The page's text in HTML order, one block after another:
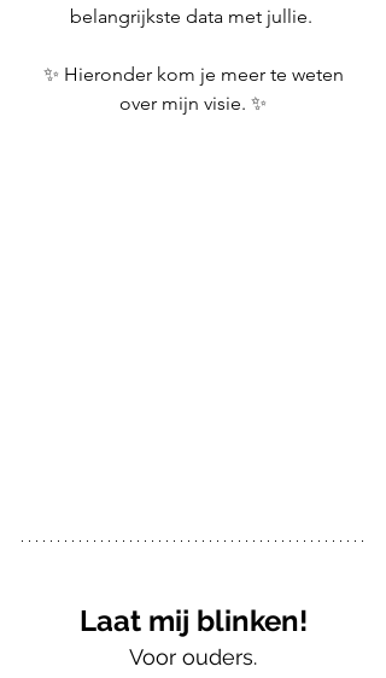
belangrijkste data met jullie.
✨ Hieronder kom je meer te weten
over mijn visie. ✨
Laat mij blinken!
Voor ouders.